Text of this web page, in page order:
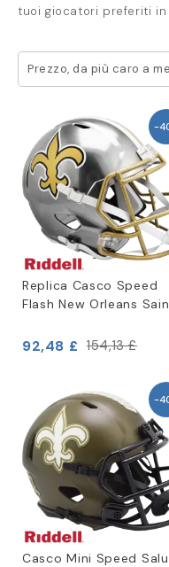
tuoi giocatori preferiti in
Prezzo, da più caro a
-
Replica Casco Speed
Flash New Orleans
92,48 £ 154,13 £
-
Casco Mini Speed